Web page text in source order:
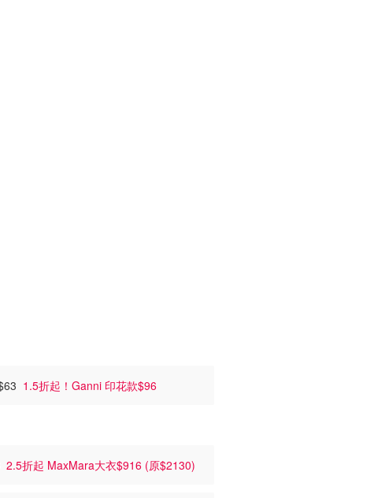
1.5折起！Ganni 印花款$96
2.5折起 MaxMara大衣$916 (原$2130)